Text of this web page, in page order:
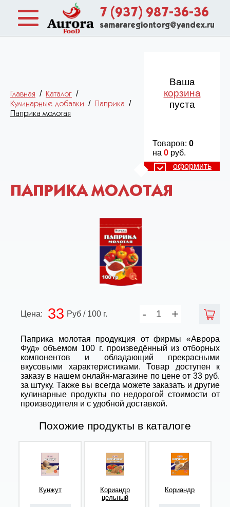
7 (937) 987-36-36
samararegiontorg@yandex.ru
Главная / Каталог /
Кулинарные добавки / Паприка /
Паприка молотая
Ваша
корзина
пуста
Товаров: 0
на 0 руб.
оформить
ПАПРИКА МОЛОТАЯ
Цена: 33 Руб / 100 г. - +
Паприка молотая продукция от фирмы «Аврора
Фуд» объемом 100 г. произведённый из отборных
компонентов и обладающий прекрасными
вкусовыми характеристиками. Товар доступен к
заказу в нашем онлайн-магазине по цене от 33 руб.
за штуку. Также вы всегда можете заказать и другие
кулинарные продукты по недорогой стоимости от
производителя и с удобной доставкой.
Похожие продукты в каталоге
Кунжут
Кориандр
цельный
Кориандр